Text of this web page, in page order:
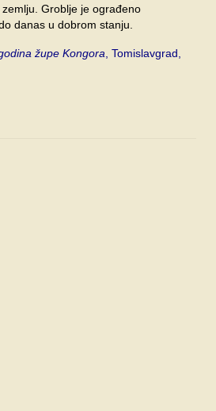
Groblje je ograđeno
danas u dobrom stanju.
župe Kongora , Tomislavgrad,